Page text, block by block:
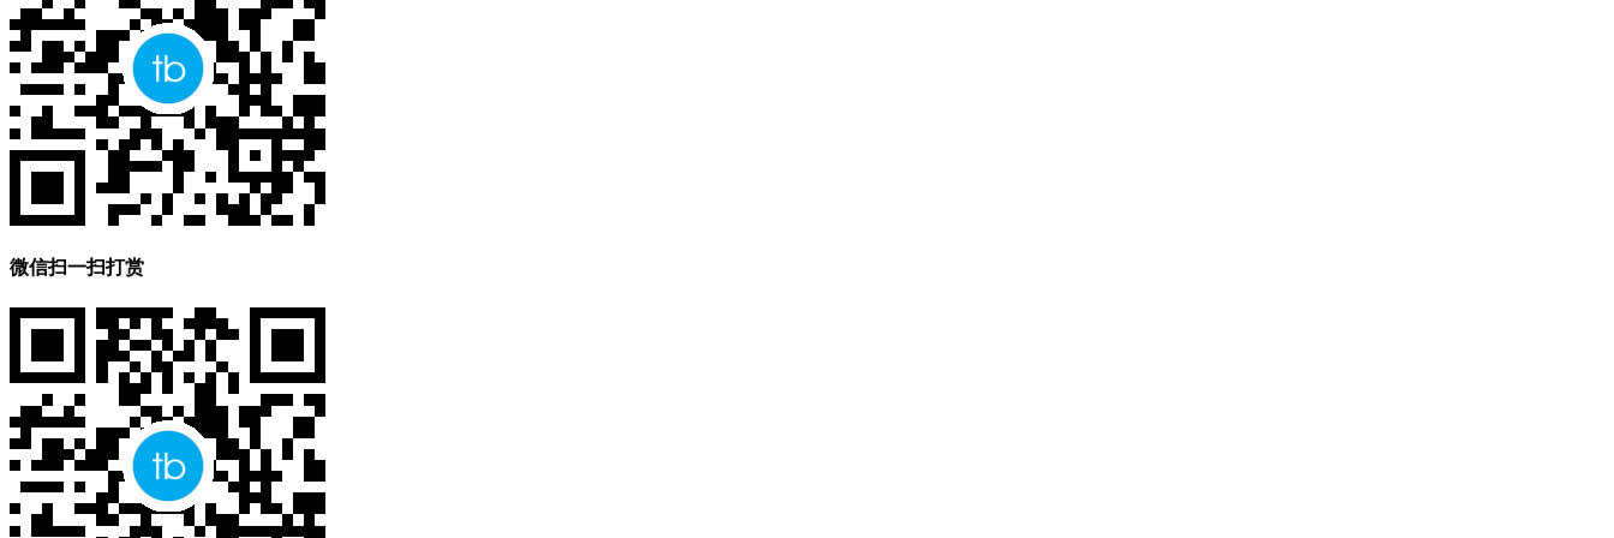
微信扫一扫打赏